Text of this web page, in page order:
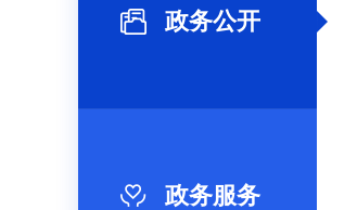
政务公开
政务服务